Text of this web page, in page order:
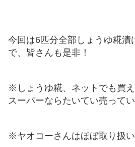
今回は6匹分全部しょうゆ糀漬
で、皆さんも是非！
※しょうゆ糀、ネットでも買
スーパーならたいてい売ってい
※ヤオコーさんはほぼ取り扱い